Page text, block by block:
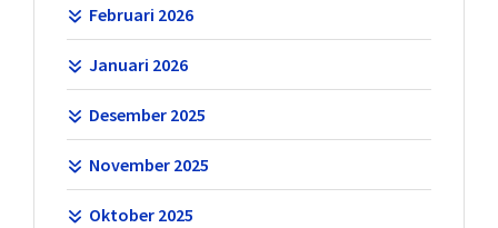
Februari 2026
Januari 2026
Desember 2025
November 2025
Oktober 2025